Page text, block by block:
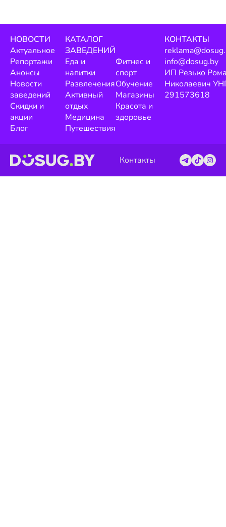
НОВОСТИ
Актуальное
Репортажи
Анонсы
Новости
заведений
Скидки и
акции
Блог
КАТАЛОГ
ЗАВЕДЕНИЙ
Еда и
напитки
Развлечения
Активный
отдых
Медицина
Путешествия
Фитнес и
спорт
Обучение
Магазины
Красота и
здоровье
КОНТАКТЫ
info@dosug.by
ИП Резько
Николаевич
291573618
Контакты